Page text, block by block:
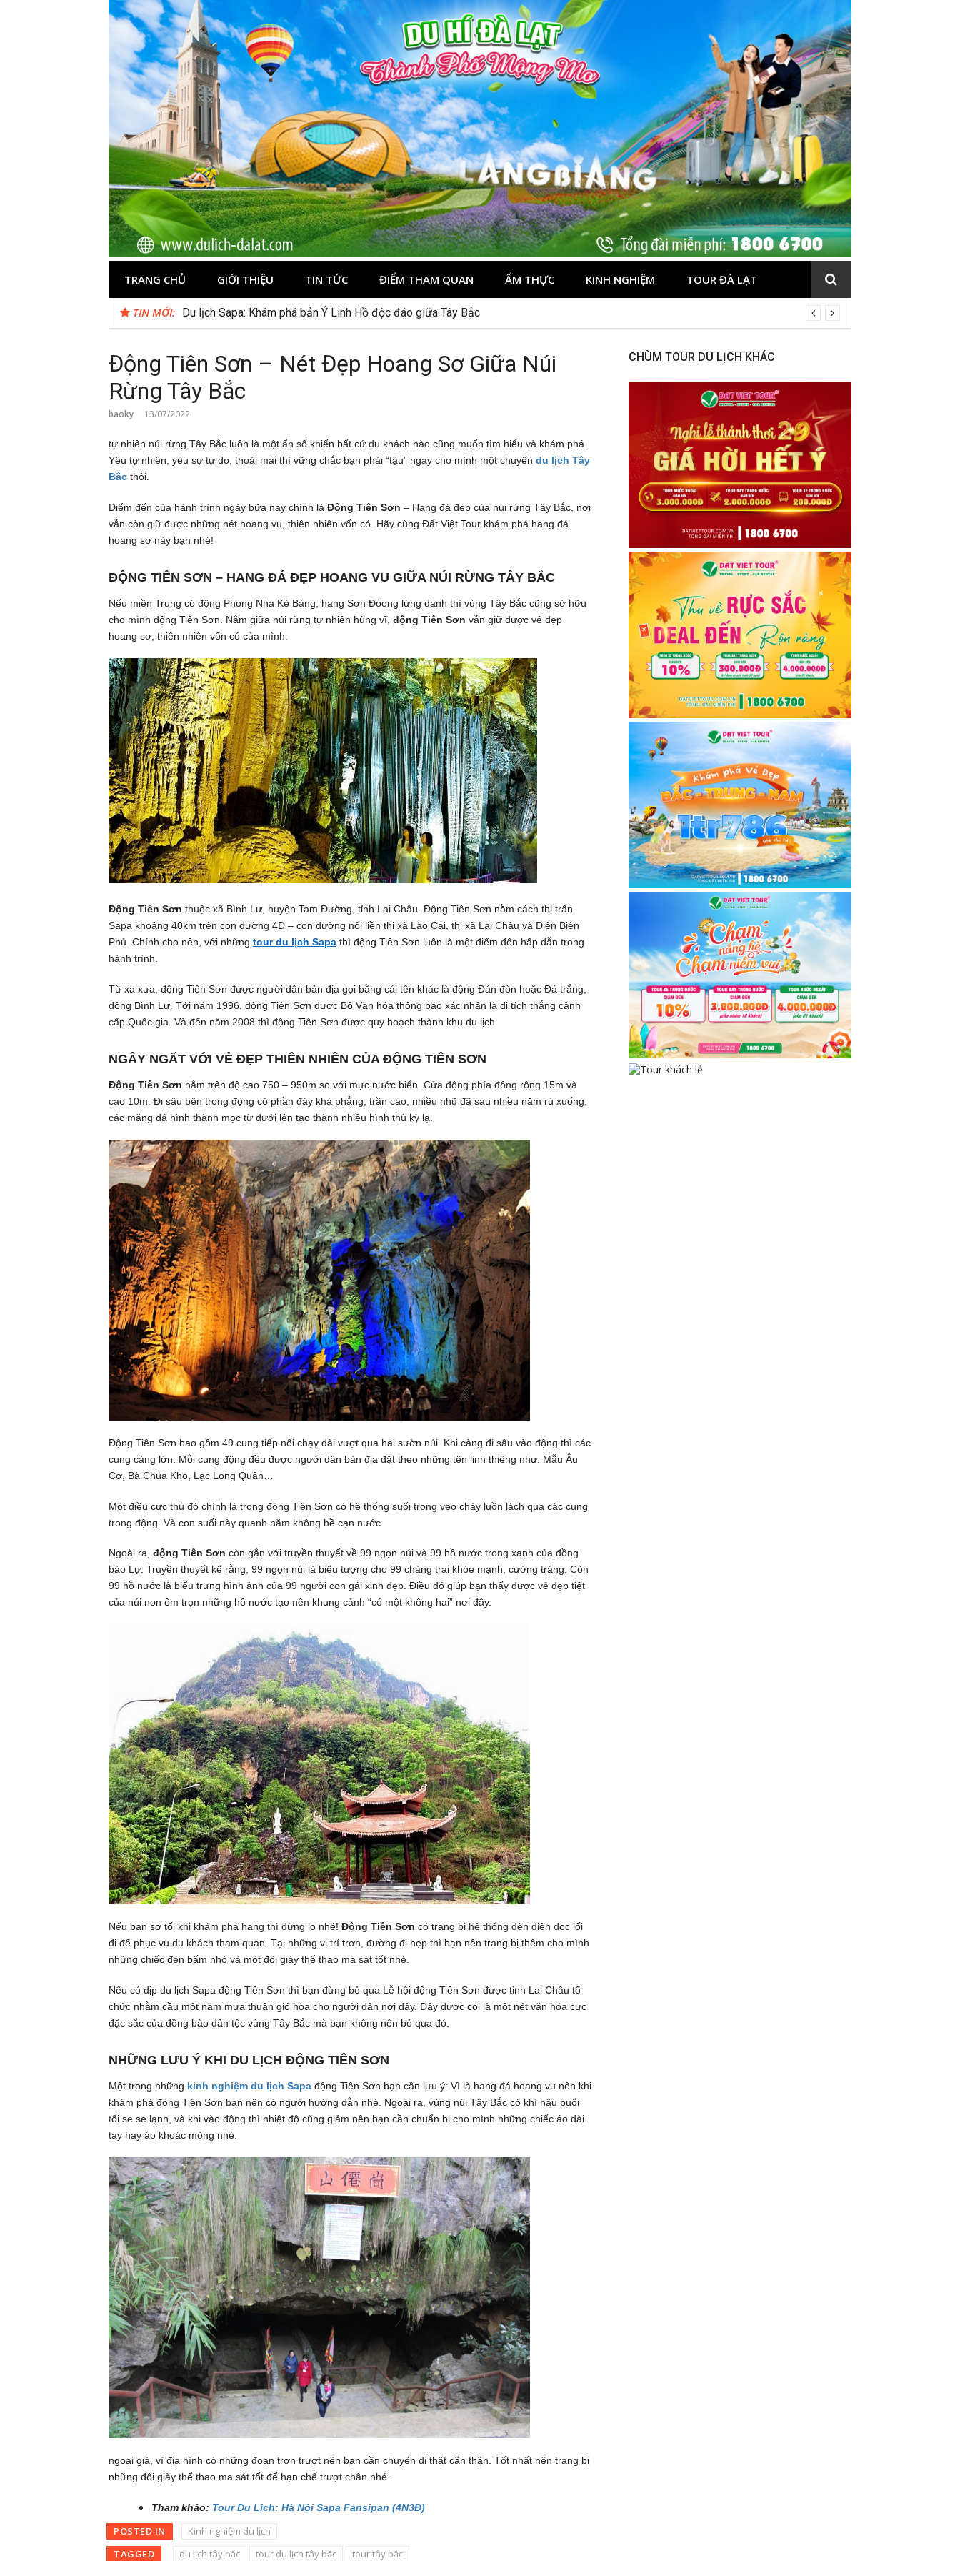
Du lịch Đà Lạt
TRANG CHỦ GIỚI THIỆU TIN TỨC ĐIỂM THAM QUAN ẨM THỰC KINH NGHIỆM TOUR ĐÀ LẠT
TIN MỚI: Du lịch Sapa: Khám phá bản Ý Linh Hồ độc đáo giữa Tây Bắc
Động Tiên Sơn – Nét Đẹp Hoang Sơ Giữa Núi
Rừng Tây Bắc
baoky 13/07/2022
tự nhiên núi rừng Tây Bắc luôn là một ẩn số khiến bất cứ du khách nào cũng muốn tìm hiểu và khám phá.
Yêu tự nhiên, yêu sự tự do, thoải mái thì vững chắc bạn phải “tậu” ngay cho mình một chuyến du lịch Tây
Bắc thôi.
Điểm đến của hành trình ngày bữa nay chính là Động Tiên Sơn – Hang đá đẹp của núi rừng Tây Bắc, nơi
vẫn còn giữ được những nét hoang vu, thiên nhiên vốn có. Hãy cùng Đất Việt Tour khám phá hang đá
hoang sơ này bạn nhé!
ĐỘNG TIÊN SƠN – HANG ĐÁ ĐẸP HOANG VU GIỮA NÚI RỪNG TÂY BẮC
Nếu miền Trung có động Phong Nha Kẻ Bàng, hang Sơn Đòong lừng danh thì vùng Tây Bắc cũng sở hữu
cho mình động Tiên Sơn. Nằm giữa núi rừng tự nhiên hùng vĩ, động Tiên Sơn vẫn giữ được vẻ đẹp
hoang sơ, thiên nhiên vốn có của mình.
Động Tiên Sơn thuộc xã Bình Lư, huyện Tam Đường, tỉnh Lai Châu. Động Tiên Sơn nằm cách thị trấn
Sapa khoảng 40km trên con đường 4D – con đường nối liền thị xã Lào Cai, thị xã Lai Châu và Điện Biên
Phủ. Chính cho nên, với những tour du lịch Sapa thì động Tiên Sơn luôn là một điểm đến hấp dẫn trong
hành trình.
Từ xa xưa, động Tiên Sơn được người dân bản địa gọi bằng cái tên khác là động Đán đòn hoặc Đá trắng,
động Bình Lư. Tới năm 1996, động Tiên Sơn được Bộ Văn hóa thông báo xác nhận là di tích thắng cảnh
cấp Quốc gia. Và đến năm 2008 thì động Tiên Sơn được quy hoạch thành khu du lịch.
NGÂY NGẤT VỚI VẺ ĐẸP THIÊN NHIÊN CỦA ĐỘNG TIÊN SƠN
Động Tiên Sơn nằm trên độ cao 750 – 950m so với mực nước biển. Cửa động phía đông rộng 15m và
cao 10m. Đi sâu bên trong động có phần đáy khá phẳng, trần cao, nhiều nhũ đã sau nhiều năm rủ xuống,
các măng đá hình thành mọc từ dưới lên tạo thành nhiều hình thù kỳ lạ.
Động Tiên Sơn bao gồm 49 cung tiếp nối chạy dài vượt qua hai sườn núi. Khi càng đi sâu vào động thì các
cung càng lớn. Mỗi cung động đều được người dân bản địa đặt theo những tên linh thiêng như: Mẫu Âu
Cơ, Bà Chúa Kho, Lạc Long Quân…
Một điều cực thú đó chính là trong động Tiên Sơn có hệ thống suối trong veo chảy luồn lách qua các cung
trong động. Và con suối này quanh năm không hề cạn nước.
Ngoài ra, động Tiên Sơn còn gắn với truyền thuyết về 99 ngọn núi và 99 hồ nước trong xanh của đồng
bào Lự. Truyền thuyết kể rằng, 99 ngọn núi là biểu tượng cho 99 chàng trai khỏe mạnh, cường tráng. Còn
99 hồ nước là biểu trưng hình ảnh của 99 người con gái xinh đẹp. Điều đó giúp bạn thấy được vẻ đẹp tiệt
của núi non ôm trọn những hồ nước tạo nên khung cảnh “có một không hai” nơi đây.
Nếu bạn sợ tối khi khám phá hang thì đừng lo nhé! Động Tiên Sơn có trang bị hệ thống đèn điện dọc lối
đi để phục vụ du khách tham quan. Tại những vị trí trơn, đường đi hẹp thì bạn nên trang bị thêm cho mình
những chiếc đèn bấm nhỏ và một đôi giày thể thao ma sát tốt nhé.
Nếu có dịp du lịch Sapa động Tiên Sơn thì bạn đừng bỏ qua Lễ hội động Tiên Sơn được tỉnh Lai Châu tổ
chức nhằm cầu một năm mưa thuận gió hòa cho người dân nơi đây. Đây được coi là một nét văn hóa cực
đặc sắc của đồng bào dân tộc vùng Tây Bắc mà bạn không nên bỏ qua đó.
NHỮNG LƯU Ý KHI DU LỊCH ĐỘNG TIÊN SƠN
Một trong những kinh nghiệm du lịch Sapa động Tiên Sơn bạn cần lưu ý: Vì là hang đá hoang vu nên khi
khám phá động Tiên Sơn bạn nên có người hướng dẫn nhé. Ngoài ra, vùng núi Tây Bắc có khí hậu buổi
tối se se lạnh, và khi vào động thì nhiệt độ cũng giảm nên bạn cần chuẩn bị cho mình những chiếc áo dài
tay hay áo khoác mỏng nhé.
ngoại giả, vì địa hình có những đoạn trơn trượt nên bạn cần chuyển di thật cẩn thận. Tốt nhất nên trang bị
những đôi giày thể thao ma sát tốt để hạn chế trượt chân nhé.
Tham khảo: Tour Du Lịch: Hà Nội Sapa Fansipan (4N3Đ)
POSTED IN
Kinh nghiệm du lịch
TAGGED
du lịch tây bắc tour du lịch tây bắc tour tây bắc
CHÙM TOUR DU LỊCH KHÁC